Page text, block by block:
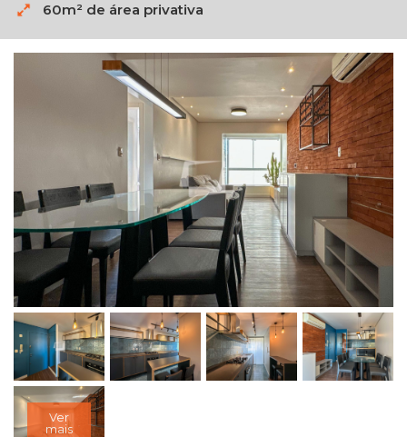
LOCALIZAR IMÓVEIS
60m² de área privativa
Ver
mais